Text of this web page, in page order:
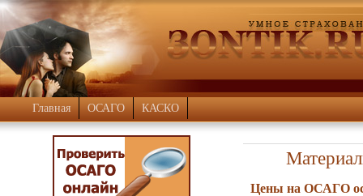
Главная ОСАГО КАСКО
Цены на ОСАГО